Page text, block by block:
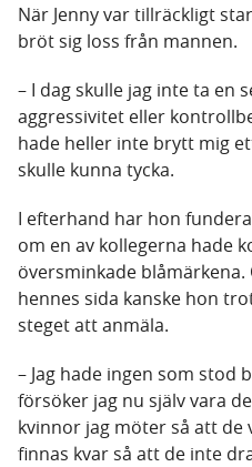
När Jenny var tillräckligt
bröt sig loss från mannen.
– I dag skulle jag inte ta en
aggressivitet eller
hade heller inte brytt mig
skulle kunna tycka.
I efterhand har hon
om en av kollegerna hade
översminkade
hennes sida kanske hon
steget att anmäla.
– Jag hade ingen som stod
försöker jag nu själv vara
kvinnor jag möter så att de
finnas kvar så att de inte